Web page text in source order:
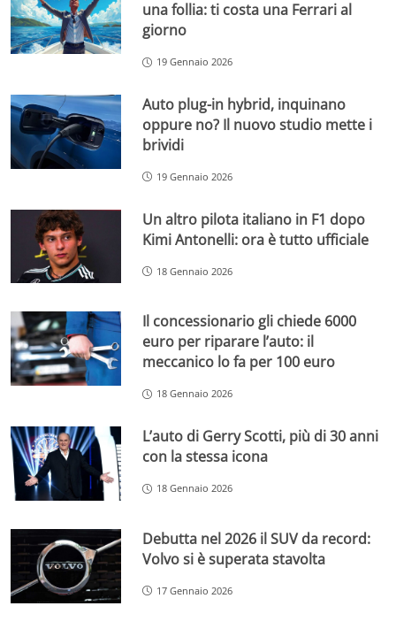
una follia: ti costa una Ferrari al
giorno
19 Gennaio 2026
Auto plug-in hybrid, inquinano
oppure no? Il nuovo studio mette i
brividi
19 Gennaio 2026
Un altro pilota italiano in F1 dopo
Kimi Antonelli: ora è tutto ufficiale
18 Gennaio 2026
Il concessionario gli chiede 6000
euro per riparare l’auto: il
meccanico lo fa per 100 euro
18 Gennaio 2026
L’auto di Gerry Scotti, più di 30 anni
con la stessa icona
18 Gennaio 2026
Debutta nel 2026 il SUV da record:
Volvo si è superata stavolta
17 Gennaio 2026